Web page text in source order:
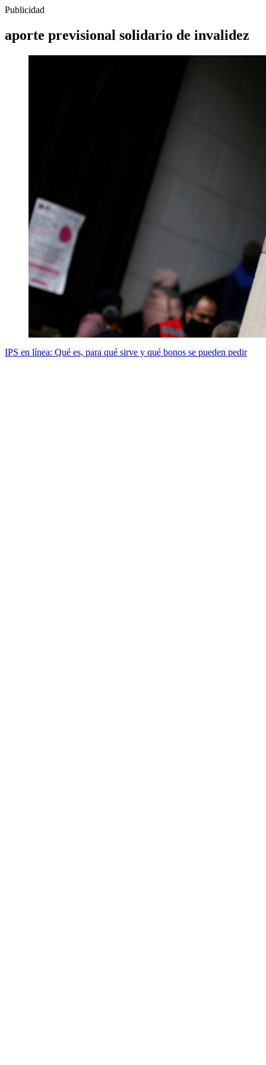
Publicidad
aporte previsional solidario de invalidez
IPS en línea: Qué es, para qué sirve y qué bonos se pueden pedir